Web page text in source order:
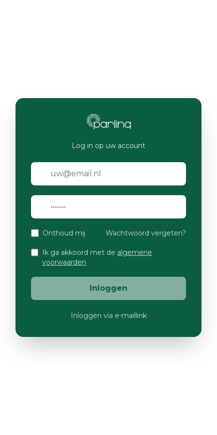
Log in op uw account
Onthoud mij Wachtwoord vergeten?
Ik ga akkoord met de algemene
voorwaarden
Inloggen
Inloggen via e-maillink